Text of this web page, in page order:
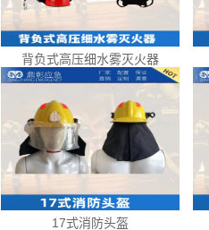
背负式高压细水雾灭火器
17式消防头盔